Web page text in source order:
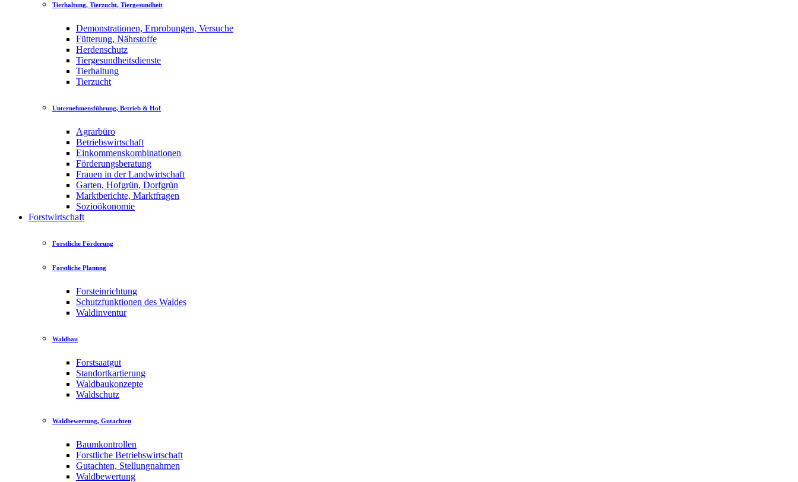
Tierhaltung, Tierzucht, Tiergesundheit
Demonstrationen, Erprobungen, Versuche
Fütterung, Nährstoffe
Herdenschutz
Tiergesundheitsdienste
Tierhaltung
Tierzucht
Unternehmensführung, Betrieb & Hof
Agrarbüro
Betriebswirtschaft
Einkommenskombinationen
Förderungsberatung
Frauen in der Landwirtschaft
Garten, Hofgrün, Dorfgrün
Marktberichte, Marktfragen
Sozioökonomie
Forstwirtschaft
Forstliche Förderung
Forstliche Planung
Forsteinrichtung
Schutzfunktionen des Waldes
Waldinventur
Waldbau
Forstsaatgut
Standortkartierung
Waldbaukonzepte
Waldschutz
Waldbewertung, Gutachten
Baumkontrollen
Forstliche Betriebswirtschaft
Gutachten, Stellungnahmen
Waldbewertung